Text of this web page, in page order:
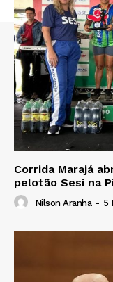
Corrida Marajá
pelotão Sesi na
Nilson Aranha - 5